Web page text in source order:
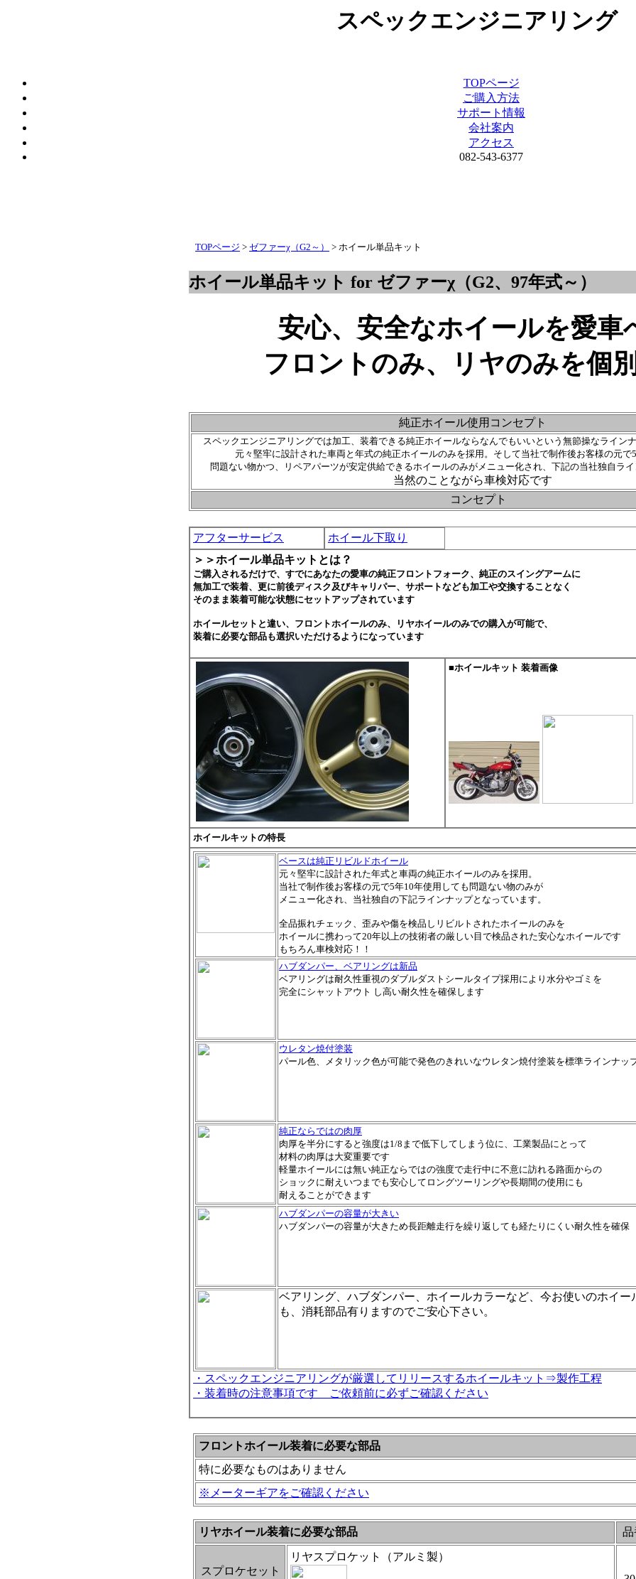
スペックエンジニアリング
TOPページ
ご購入方法
サポート情報
会社案内
アクセス
082-543-6377
TOPページ > ゼファーχ（G2～） > ホイール単品キット
ホイール単品キット for ゼファーχ（G2、97年式～）
安心、安全なホイールを愛車
フロントのみ、リヤのみを個
純正ホイール使用コンセプト
スペックエンジニアリングでは加工、装着できる純正ホイールならなんでもいいという無節操なライン
元々堅牢に設計された車両と年式の純正ホイールのみを採用。そして当社で制作後お客様の元で
問題ない物かつ、リペアパーツが安定供給できるホイールのみがメニュー化され、下記の当社独自ラ
当然のことながら車検対応です
コンセプト
アフターサービス
ホイール下取り
＞＞ホイール単品キットとは？
ご購入されるだけで、すでにあなたの愛車の純正フロントフォーク、純正のスイングアームに
無加工で装着、更に前後ディスク及びキャリパー、サポートなども加工や交換することなく
そのまま装着可能な状態にセットアップされています
ホイールセットと違い、フロントホイールのみ、リヤホイールのみでの購入が可能で、
装着に必要な部品も選択いただけるようになっています
■ホイールキット 装着画像
ホイールキットの特長
ベースは純正リビルドホイール
元々堅牢に設計された年式と車両の純正ホイールのみを採用。
当社で制作後お客様の元で5年10年使用しても問題ない物のみが
メニュー化され、当社独自の下記ラインナップとなっています。
全品振れチェック、歪みや傷を検品しリビルトされたホイールのみを
ホイールに携わって20年以上の技術者の厳しい目で検品された安心なホイールです
もちろん車検対応！！
ハブダンパー、ベアリングは新品
ベアリングは耐久性重視のダブルダストシールタイプ採用により水分やゴミを
完全にシャットアウト し高い耐久性を確保します
ウレタン焼付塗装
パール色、メタリック色が可能で発色のきれいなウレタン焼付塗装を標準ラインナッ
純正ならではの肉厚
肉厚を半分にすると強度は1/8まで低下してしまう位に、工業製品にとって
材料の肉厚は大変重要です
軽量ホイールには無い純正ならではの強度で走行中に不意に訪れる路面からの
ショックに耐えいつまでも安心してロングツーリングや長期間の使用にも
耐えることができます
ハブダンパーの容量が大きい
ハブダンパーの容量が大きため長距離走行を繰り返しても経たりにくい耐久性を確保
ベアリング、ハブダンパー、ホイールカラーなど、今お使いのホイー
も、消耗部品有りますのでご安心下さい。
・スペックエンジニアリングが厳選してリリースするホイールキット⇒製作工程
・装着時の注意事項です ご依頼前に必ずご確認ください
フロントホイール装着に必要な部品
特に必要なものはありません
※メーターギアをご確認ください
リヤホイール装着に必要な部品 品
スプロケセット
リヤスプロケット（アルミ製）